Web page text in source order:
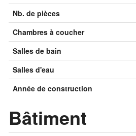
Nb. de pièces
Chambres à coucher
Salles de bain
Salles d'eau
Année de construction
Bâtiment